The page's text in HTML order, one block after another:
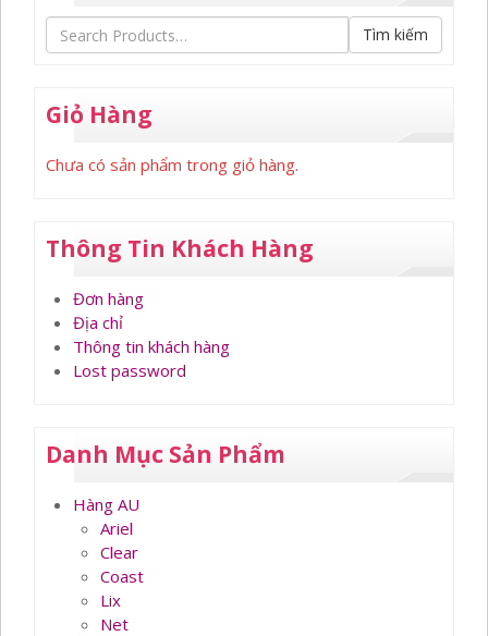
Tìm kiếm
Giỏ Hàng
Chưa có sản phẩm trong giỏ hàng.
Thông Tin Khách Hàng
Đơn hàng
Địa chỉ
Thông tin khách hàng
Lost password
Danh Mục Sản Phẩm
Hàng AU
Ariel
Clear
Coast
Lix
Net